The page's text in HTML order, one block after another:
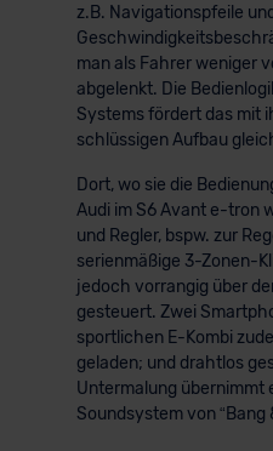
z.B. Navigationspfeile und
man als Fahrer weniger
abgelenkt. Die
Systems fördert das mit
schlüssigen Aufbau
Dort, wo sie die
Audi im S6 Avant e-tron
und Regler, bspw. zur
serienmäßige 3-Zonen-
jedoch vorrangig über
gesteuert. Zwei
sportlichen E-Kombi
geladen; und drahtlos
Untermalung übernimmt
Soundsystem von “Bang